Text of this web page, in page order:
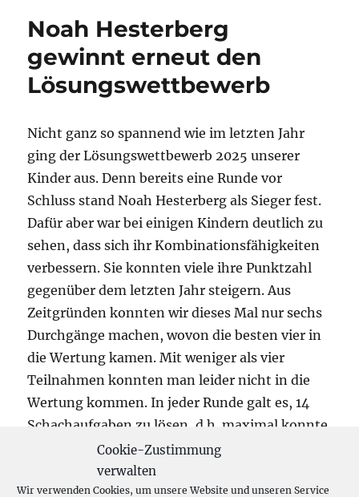
Cookie-Zustimmung
verwalten
Wir verwenden Cookies, um unsere Website und unseren Service
Bremer
Westens
Noah Hesterberg
gewinnt erneut den
Lösungswettbewerb
Nicht ganz so spannend wie im letzten Jahr
ging der Lösungswettbewerb 2025 unserer
Kinder aus. Denn bereits eine Runde vor
Schluss stand Noah Hesterberg als Sieger fest.
Dafür aber war bei einigen Kindern deutlich zu
sehen, dass sich ihr Kombinationsfähigkeiten
verbessern. Sie konnten viele ihre Punktzahl
gegenüber dem letzten Jahr steigern. Aus
Zeitgründen konnten wir dieses Mal nur sechs
Durchgänge machen, wovon die besten vier in
die Wertung kamen. Mit weniger als vier
Teilnahmen konnten man leider nicht in die
Wertung kommen. In jeder Runde galt es, 14
Schachaufgaben zu lösen, d.h. maximal konnte
man 56 Punkte erlangen. Dabei gelang es
neben Noah auch Jari Wahlhäuser im letzten
Durchgang, alle Aufgaben zu lösen. Tolle